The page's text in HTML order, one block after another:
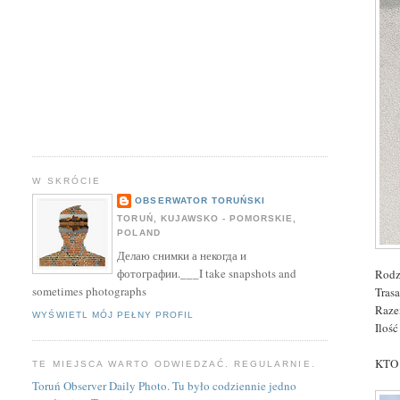
W SKRÓCIE
OBSERWATOR TORUŃSKI
TORUŃ, KUJAWSKO - POMORSKIE,
POLAND
Делаю снимки а некогда и
фотографии.___I take snapshots and
sometimes photographs
WYŚWIETL MÓJ PEŁNY PROFIL
TE MIEJSCA WARTO ODWIEDZAĆ. REGULARNIE.
Toruń Observer Daily Photo. Tu było codziennie jedno